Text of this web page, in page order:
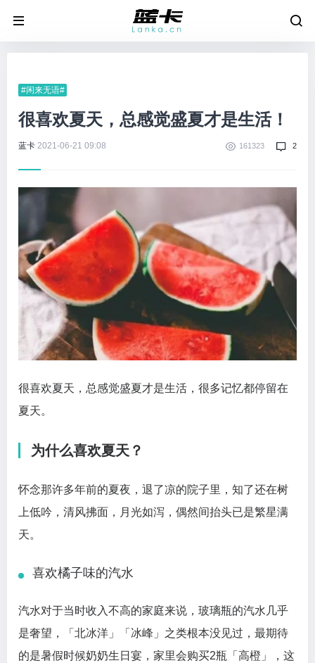
#闲来无语#
很喜欢夏天，总感觉盛夏才是生活！
蓝卡 2021-06-21 09:08 161323 2
很喜欢夏天，总感觉盛夏才是生活，很多记忆都停留在
夏天。
为什么喜欢夏天？
怀念那许多年前的夏夜，退了凉的院子里，知了还在树
上低吟，清风拂面，月光如泻，偶然间抬头已是繁星满
天。
喜欢橘子味的汽水
汽水对于当时收入不高的家庭来说，玻璃瓶的汽水几乎
是奢望，「北冰洋」「冰峰」之类根本没见过，最期待
的是暑假时候奶奶生日宴，家里会购买2瓶「高橙」，这